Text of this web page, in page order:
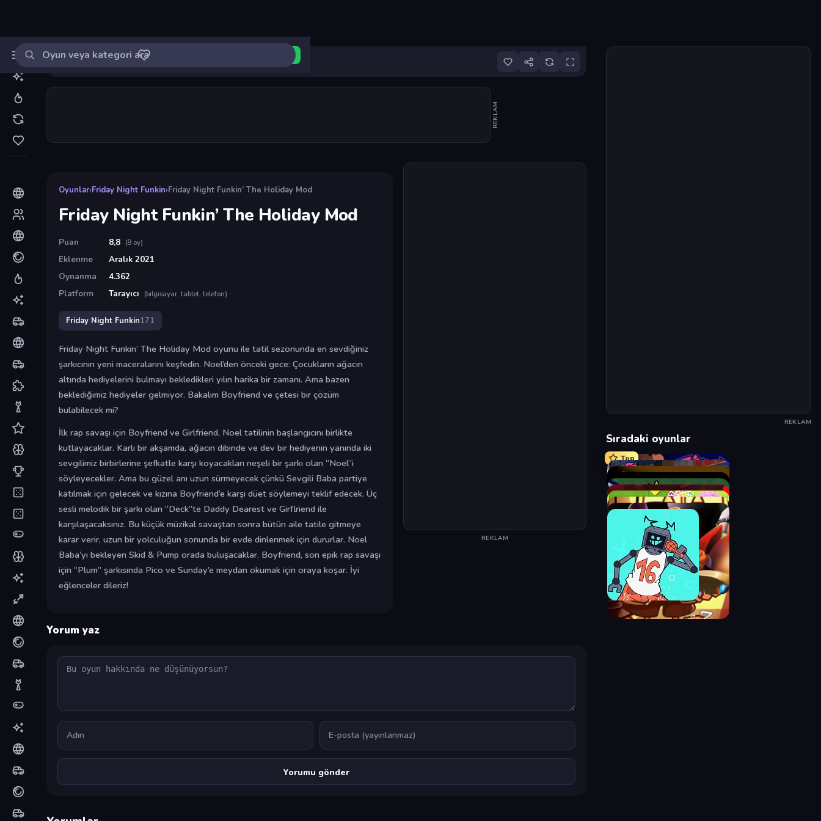
MinikOyuncu
Oyun ara
Oyunu başlat
Friday Night Funkin’ The Holiday Mod
REKLAM
REKLAM
Sıradaki oyunlar
Top
Oyunlar›Friday Night Funkin›Friday Night Funkin’ The Holiday Mod
Friday Night Funkin’ The Holiday Mod
Puan 8,8 (8 oy)
Eklenme
Aralık 2021
Oynanma
4.362
Platform
Tarayıcı (bilgisayar, tablet, telefon)
Friday Night Funkin171
Friday Night Funkin’ The Holiday Mod oyunu ile tatil sezonunda en sevdiğiniz
şarkıcının yeni maceralarını keşfedin. Noel’den önceki gece: Çocukların ağacın
altında hediyelerini bulmayı bekledikleri yılın harika bir zamanı. Ama bazen
beklediğimiz hediyeler gelmiyor. Bakalım Boyfriend ve çetesi bir çözüm
bulabilecek mi?
İlk rap savaşı için Boyfriend ve Girlfriend, Noel tatilinin başlangıcını birlikte
kutlayacaklar. Karlı bir akşamda, ağacın dibinde ve dev bir hediyenin yanında iki
sevgilimiz birbirlerine şefkatle karşı koyacakları neşeli bir şarkı olan “Noel”i
söyleyecekler. Ama bu güzel anı uzun sürmeyecek çünkü Sevgili Baba partiye
katılmak için gelecek ve kızına Boyfriend’e karşı düet söylemeyi teklif edecek. Üç
sesli melodik bir şarkı olan “Deck”te Daddy Dearest ve Girflriend ile
karşılaşacaksınız. Bu küçük müzikal savaştan sonra bütün aile tatile gitmeye
karar verir, uzun bir yolculuğun sonunda bir evde dinlenmek için dururlar. Noel
Baba’yı bekleyen Skid & Pump orada buluşacaklar. Boyfriend, son epik rap savaşı
için “Plum” şarkısında Pico ve Sunday’e meydan okumak için oraya koşar. İyi
eğlenceler dileriz!
REKLAM
Yorum yaz
Yorum
Ad E-posta